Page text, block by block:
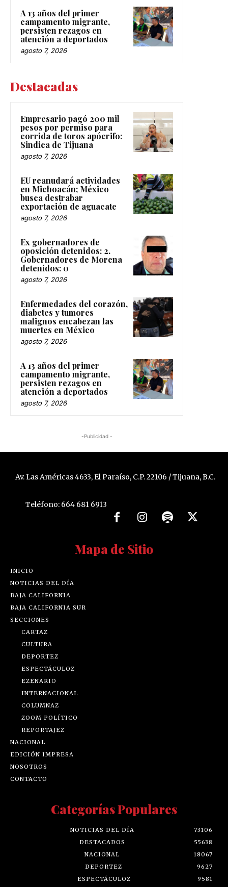
A 13 años del primer
campamento migrante,
persisten rezagos en
atención a deportados
agosto 7, 2026
Destacadas
Empresario pagó 200 mil
pesos por permiso para
corrida de toros apócrifo:
Sindica de Tijuana
agosto 7, 2026
EU reanudará actividades
en Michoacán; México
busca destrabar
exportación de aguacate
agosto 7, 2026
Ex gobernadores de
oposición detenidos: 2.
Gobernadores de Morena
detenidos: 0
agosto 7, 2026
Enfermedades del corazón,
diabetes y tumores
malignos encabezan las
muertes en México
agosto 7, 2026
A 13 años del primer
campamento migrante,
persisten rezagos en
atención a deportados
agosto 7, 2026
-Publicidad -
Av. Las Américas 4633, El Paraíso, C.P. 22106 / Tijuana, B.C.
Teléfono: 664 681 6913
Mapa de Sitio
INICIO
NOTICIAS DEL DÍA
BAJA CALIFORNIA
BAJA CALIFORNIA SUR
SECCIONES
CARTAZ
CULTURA
DEPORTEZ
ESPECTÁCULOZ
EZENARIO
INTERNACIONAL
COLUMNAZ
ZOOM POLÍTICO
REPORTAJEZ
NACIONAL
EDICIÓN IMPRESA
NOSOTROS
CONTACTO
Categorías Populares
NOTICIAS DEL DÍA
73106
DESTACADOS
55638
NACIONAL
18067
DEPORTEZ
9627
ESPECTÁCULOZ
9581